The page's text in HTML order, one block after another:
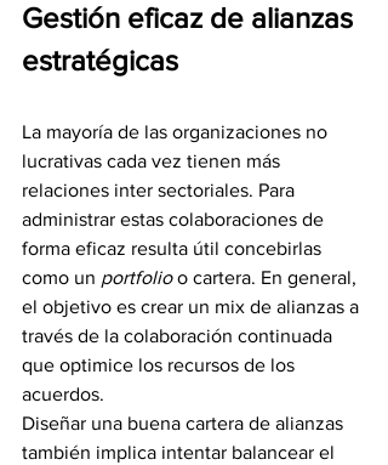
Gestión eficaz de alianzas
estratégicas
La mayoría de las organizaciones no
lucrativas cada vez tienen más
relaciones inter sectoriales. Para
administrar estas colaboraciones de
forma eficaz resulta útil concebirlas
como un portfolio o cartera. En general,
el objetivo es crear un mix de alianzas a
través de la colaboración continuada
que optimice los recursos de los
acuerdos.
Diseñar una buena cartera de alianzas
también implica intentar balancear el